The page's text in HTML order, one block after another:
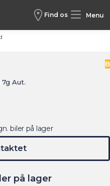
Find os Menu
7g Aut.
B
på lager
biler på lager